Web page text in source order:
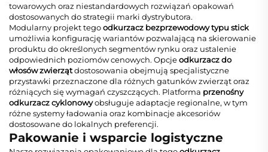
towarowych oraz niestandardowych rozwiązań opakowań
dostosowanych do strategii marki dystrybutora.
Modularny projekt tegoodkurzacz bezprzewodowy typu stick
umożliwia konfigurację wariantów pozwalającą na skierowanie
produktu do określonych segmentów rynku oraz ustalenie
odpowiednich poziomów cenowych. Opcjeodkurzacz do
włosów zwierzątdostosowania obejmują specjalistyczne
przystawki przeznaczone dla różnych gatunków zwierząt oraz
różniących się wymagań czyszczących. Platforma przenośny
odkurzacz cyklonowyobsługuje adaptacje regionalne, w tym
różne systemy ładowania oraz kombinacje akcesoriów
dostosowane do lokalnych preferencji.
Pakowanie i wsparcie logistyczne